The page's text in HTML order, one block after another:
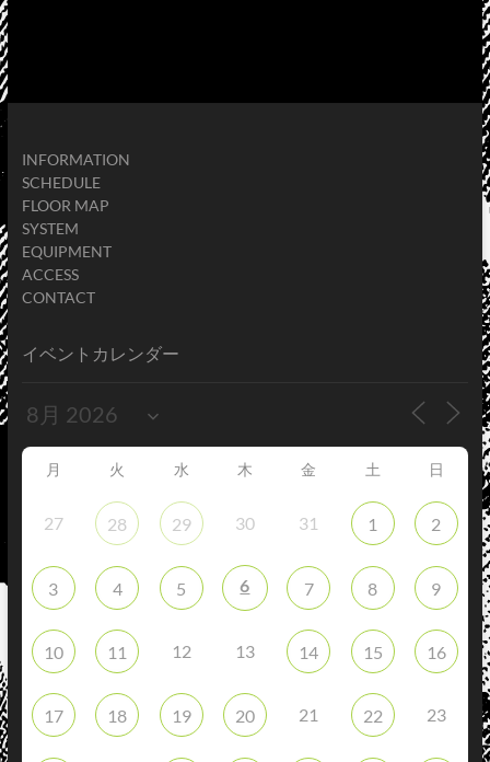
INFORMATION
SCHEDULE
FLOOR MAP
SYSTEM
EQUIPMENT
ACCESS
CONTACT
イベントカレンダー
月 火 水 木 金 土 日
27 28 29 30 31 1 2
3 4 5 6 7 8 9
10 11 12 13 14 15 16
17 18 19 20 21 22 23